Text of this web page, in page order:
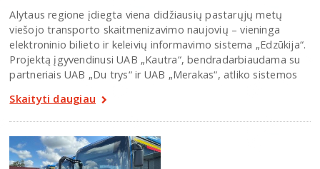
Alytaus regione įdiegta viena didžiausių pastarųjų metų
viešojo transporto skaitmenizavimo naujovių – vieninga
elektroninio bilieto ir keleivių informavimo sistema „Edzūkija“.
Projektą įgyvendinusi UAB „Kautra“, bendradarbiaudama su
partneriais UAB „Du trys“ ir UAB „Merakas“, atliko sistemos
Skaityti daugiau